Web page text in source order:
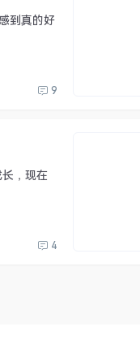
到真的好
9
，现在
4